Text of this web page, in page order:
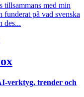
tillsammans med min
funderat på vad svenska
des...
verktyg, trender och